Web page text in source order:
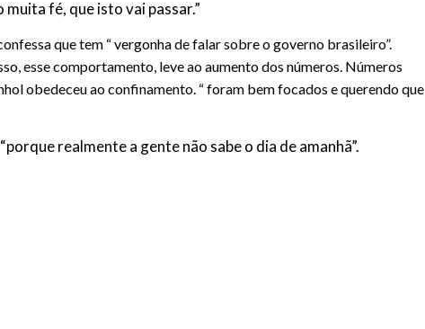
muita fé, que isto vai passar.”
que tem “ vergonha de falar sobre o governo brasileiro”.
esse comportamento, leve ao aumento dos números. Números
obedeceu ao confinamento. “ foram bem focados e querendo que
realmente a gente não sabe o dia de amanhã”.